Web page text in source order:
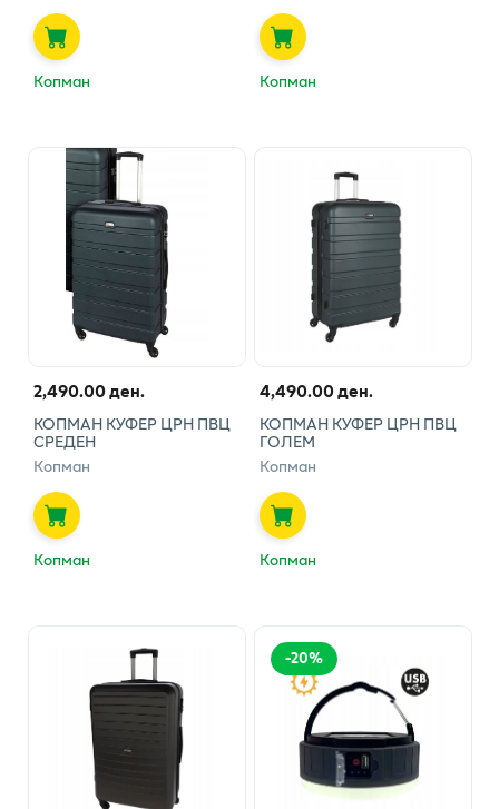
Копман Копман
2,490.00 ден.
КОПМАН КУФЕР ЦРН ПВЦ
СРЕДЕН
Копман
Копман
4,490.00 ден.
КОПМАН КУФЕР ЦРН ПВЦ
ГОЛЕМ
Копман
Копман
-20%